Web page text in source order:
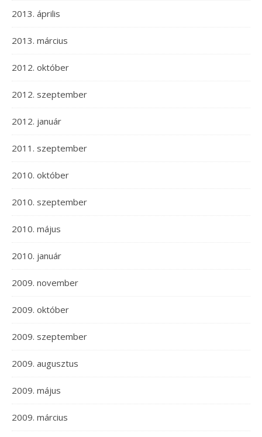
2013. április
2013. március
2012. október
2012. szeptember
2012. január
2011. szeptember
2010. október
2010. szeptember
2010. május
2010. január
2009. november
2009. október
2009. szeptember
2009. augusztus
2009. május
2009. március